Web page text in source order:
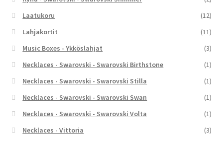
Laatukoru
(12)
Lahjakortit
(11)
Music Boxes - Ykköslahjat
(3)
Necklaces - Swarovski - Swarovski Birthstone
(1)
Necklaces - Swarovski - Swarovski Stilla
(1)
Necklaces - Swarovski - Swarovski Swan
(1)
Necklaces - Swarovski - Swarovski Volta
(1)
Necklaces - Vittoria
(3)